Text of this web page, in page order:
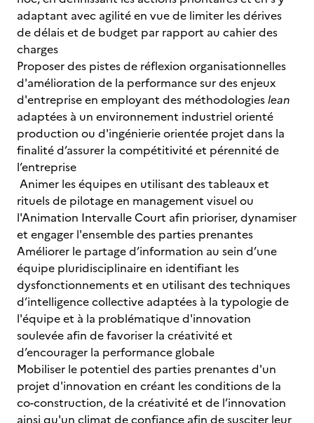
adaptant avec agilité en vue de limiter les dérives
de délais et de budget par rapport au cahier des
charges
Proposer des pistes de réflexion organisationnelles
d'amélioration de la performance sur des enjeux
d'entreprise en employant des méthodologieslean
adaptées à un environnement industriel orienté
production ou d'ingénierie orientée projet dans la
finalité d’assurer la compétitivité et pérennité de
l’entreprise
Animer les équipes en utilisant des tableaux et
rituels de pilotage en management visuel ou
l'Animation Intervalle Court afin prioriser, dynamiser
et engager l'ensemble des parties prenantes
Améliorer le partage d’information au sein d’une
équipe pluridisciplinaire en identifiant les
dysfonctionnements et en utilisant des techniques
d’intelligence collective adaptées à la typologie de
l'équipe et à la problématique d'innovation
soulevée afin de favoriser la créativité et
d’encourager la performance globale
Mobiliser le potentiel des parties prenantes d'un
projet d'innovation en créant les conditions de la
co-construction, de la créativité et de l’innovation
ainsi qu'un climat de confiance afin de susciter leur